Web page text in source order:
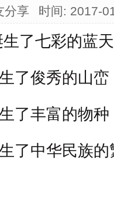
分享 时间: 2017-
了七彩的蓝天
俊秀的山峦
丰富的物种
中华民族的